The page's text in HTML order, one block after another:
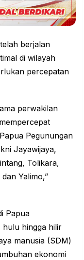
berjalan
di wilayah
percepatan
perwakilan
Pegunungan
Jayawijaya,
Tolikara,
Yalimo,”
Papua
hulu hingga hilir
manusia (SDM)
ekonomi